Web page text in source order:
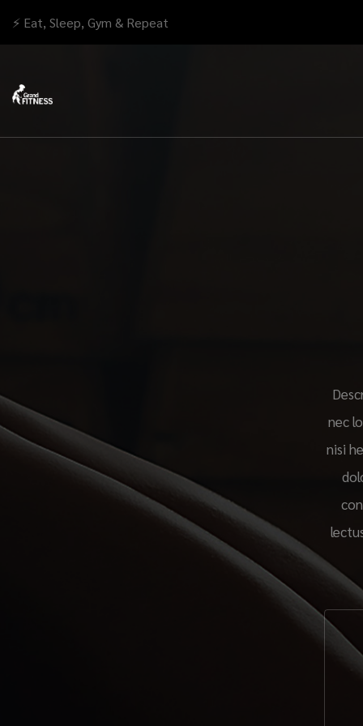
⚡ Eat, Sleep, Gym & Repeat
nec
nisi